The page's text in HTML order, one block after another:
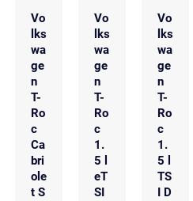
Vo
lks
wa
ge
n
T-
Ro
c
Ca
bri
ole
t S
Vo
lks
wa
ge
n
T-
Ro
c
1.
5 l
eT
SI
Vo
lks
wa
ge
n
T-
Ro
c
1.
5 l
TS
I D